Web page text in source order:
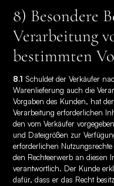
8) Besondere
Verarbeitung
bestimmten
8.1 Schuldet der Verkäufer
Warenlieferung auch die
Vorgaben des Kunden, hat
Verarbeitung erforderlichen
den vom Verkäufer
und Dateigrößen zur
erforderlichen
den Rechteerwerb an diesen
verantwortlich. Der Kunde
dafür, dass er das Recht